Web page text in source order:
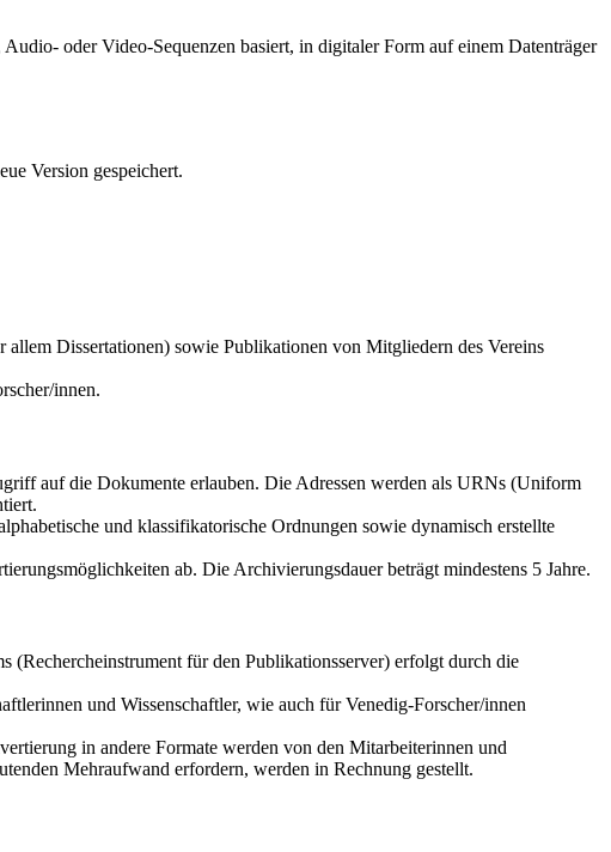
oder Video-Sequenzen basiert, in digitaler Form auf einem Datenträger
Version gespeichert.
Dissertationen) sowie Publikationen von Mitgliedern des Vereins
innen.
auf die Dokumente erlauben. Die Adressen werden als URNs (Uniform
und klassifikatorische Ordnungen sowie dynamisch erstellte
ab. Die Archivierungsdauer beträgt mindestens 5 Jahre.
(Rechercheinstrument für den Publikationsserver) erfolgt durch die
und Wissenschaftler, wie auch für Venedig-Forscher/innen
in andere Formate werden von den Mitarbeiterinnen und
Mehraufwand erfordern, werden in Rechnung gestellt.